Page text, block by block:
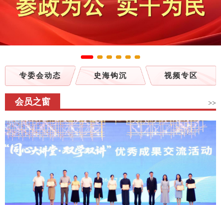
专委会动态 史海钩沉 视频专区
会员之窗 >>